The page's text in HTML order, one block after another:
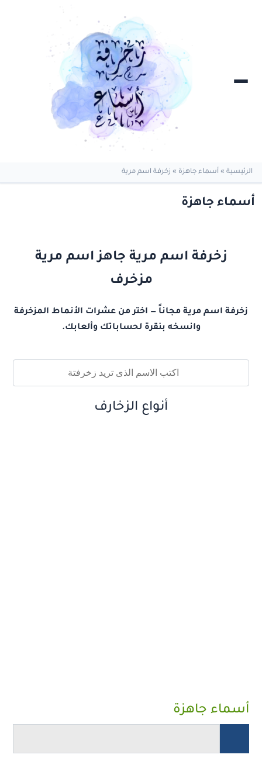
الرئيسية » أسماء جاهزة » زخرفة اسم مرية
أسماء جاهزة
زخرفة اسم مرية جاهز اسم مرية
مزخرف
زخرفة اسم مرية مجاناً — اختر من عشرات الأنماط المزخرفة
وانسخه بنقرة لحساباتك وألعابك.
أنواع الزخارف
أسماء جاهزة